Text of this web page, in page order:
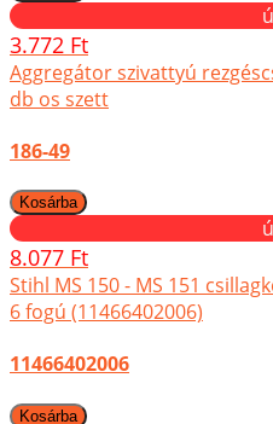
3.772 Ft
Aggregátor szivattyú
db os szett
186-49
8.077 Ft
Stihl MS 150 - MS 151
6 fogú (11466402006)
11466402006